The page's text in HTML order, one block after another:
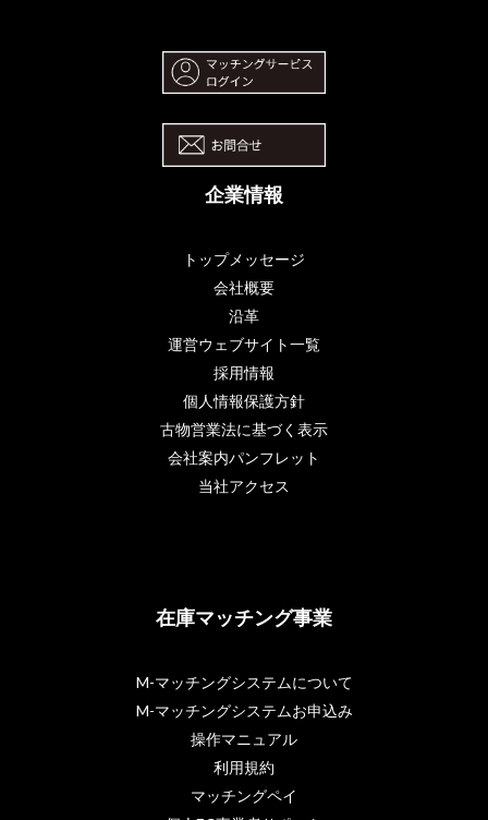
企業情報
トップメッセージ
会社概要
沿革
運営ウェブサイト一覧
採用情報
個人情報保護方針
古物営業法に基づく表示
会社案内パンフレット
当社アクセス
在庫マッチング事業
M-マッチングシステムについて
M-マッチングシステムお申込み
操作マニュアル
利用規約
マッチングペイ